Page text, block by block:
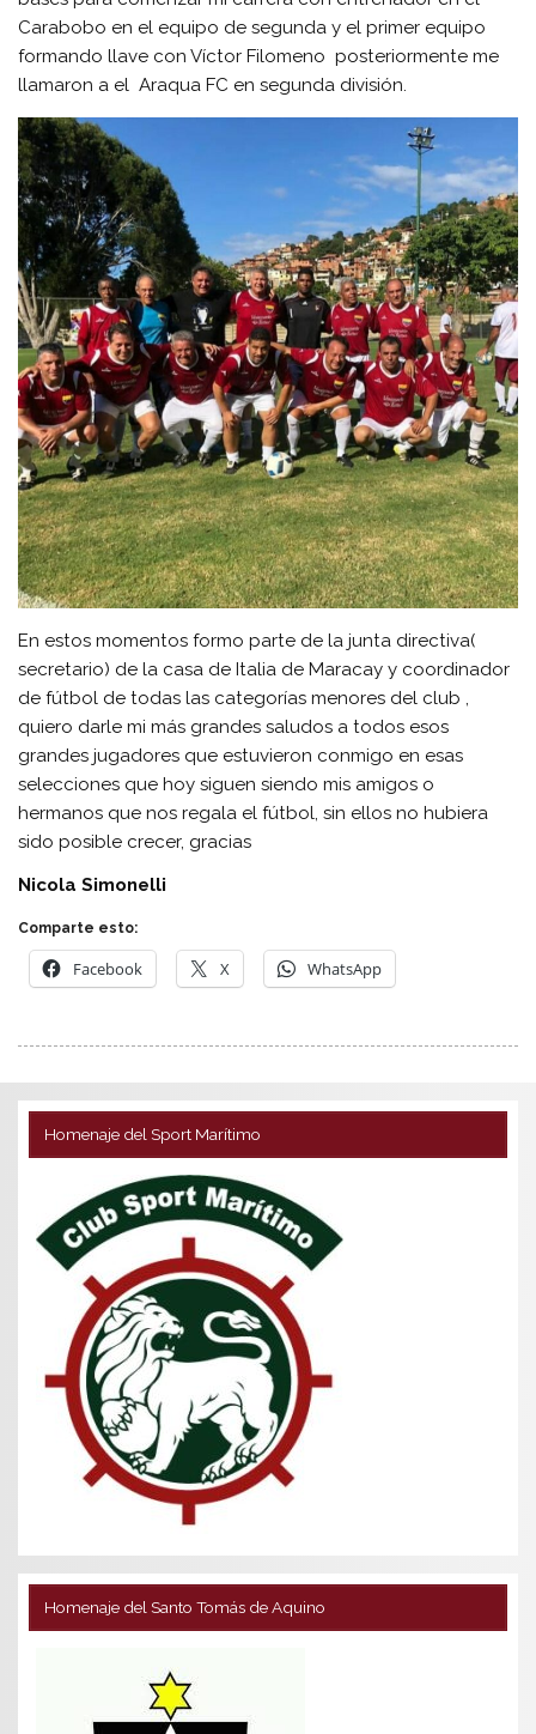
Carabobo en el equipo de segunda y el primer equipo
formando llave con Víctor Filomeno posteriormente me
llamaron a el Araqua FC en segunda división.
En estos momentos formo parte de la junta directiva(
secretario) de la casa de Italia de Maracay y coordinador
de fútbol de todas las categorías menores del club ,
quiero darle mi más grandes saludos a todos esos
grandes jugadores que estuvieron conmigo en esas
selecciones que hoy siguen siendo mis amigos o
hermanos que nos regala el fútbol, sin ellos no hubiera
sido posible crecer, gracias
Nicola Simonelli
Comparte esto:
Facebook X WhatsApp
Homenaje del Sport Marítimo
Homenaje del Santo Tomás de Aquino